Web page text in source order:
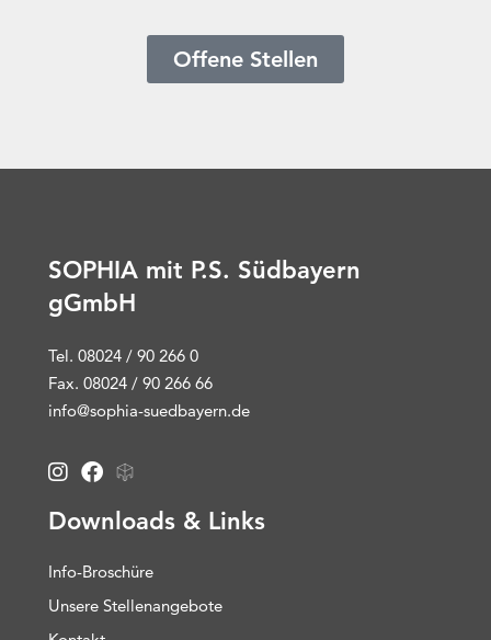
Offene Stellen
SOPHIA mit P.S. Südbayern
gGmbH
Tel. 08024 / 90 266 0
Fax. 08024 / 90 266 66
info@sophia-suedbayern.de
Downloads & Links
Info-Broschüre
Unsere Stellenangebote